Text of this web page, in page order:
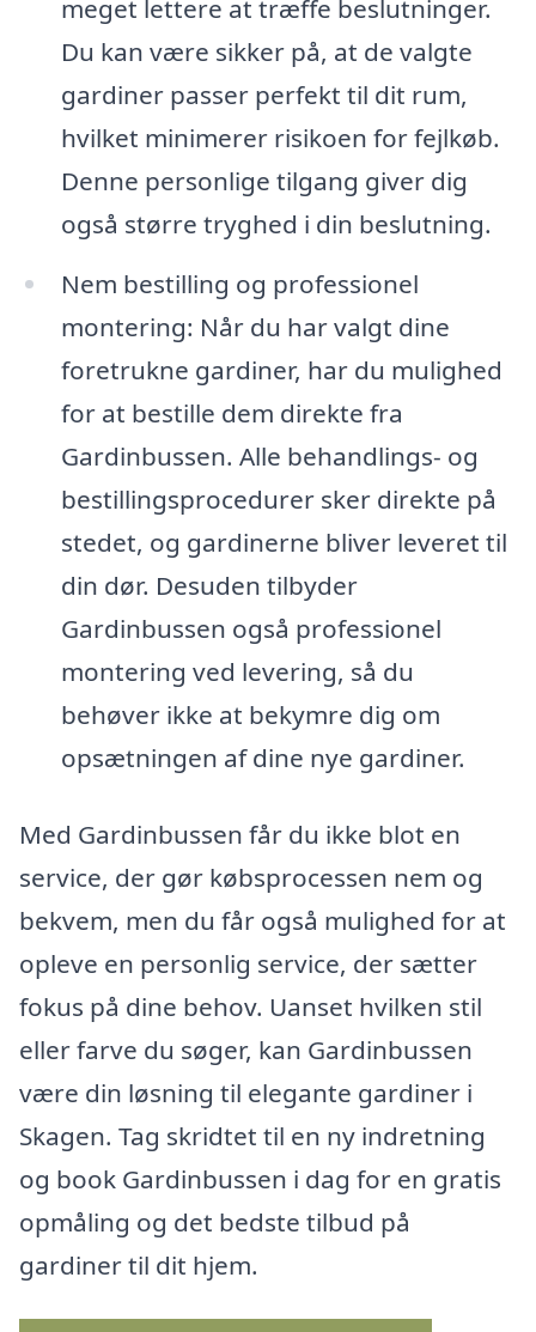
meget lettere at træffe beslutninger.
Du kan være sikker på, at de valgte
gardiner passer perfekt til dit rum,
hvilket minimerer risikoen for fejlkøb.
Denne personlige tilgang giver dig
også større tryghed i din beslutning.
Nem bestilling og professionel
montering: Når du har valgt dine
foretrukne gardiner, har du mulighed
for at bestille dem direkte fra
Gardinbussen. Alle behandlings- og
bestillingsprocedurer sker direkte på
stedet, og gardinerne bliver leveret til
din dør. Desuden tilbyder
Gardinbussen også professionel
montering ved levering, så du
behøver ikke at bekymre dig om
opsætningen af dine nye gardiner.
Med Gardinbussen får du ikke blot en
service, der gør købsprocessen nem og
bekvem, men du får også mulighed for at
opleve en personlig service, der sætter
fokus på dine behov. Uanset hvilken stil
eller farve du søger, kan Gardinbussen
være din løsning til elegante gardiner i
Skagen. Tag skridtet til en ny indretning
og book Gardinbussen i dag for en gratis
opmåling og det bedste tilbud på
gardiner til dit hjem.